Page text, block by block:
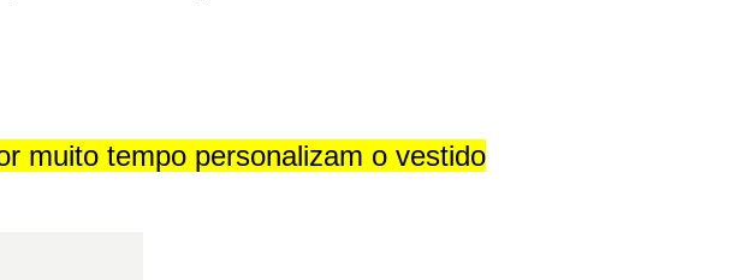
muito tempo personalizam o vestido